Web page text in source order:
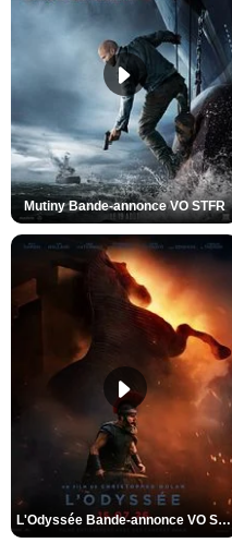
Mutiny Bande-annonce VO STFR
L'Odyssée Bande-annonce VO STFR